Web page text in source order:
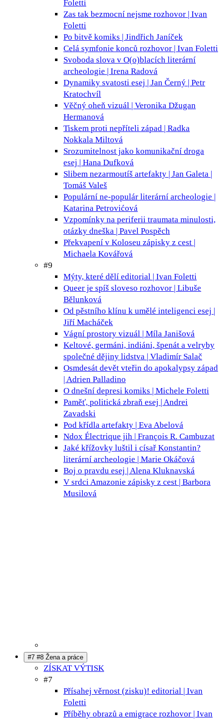
Foletti
Zas tak bezmocní nejsme rozhovor | Ivan
Foletti
Po bitvě komiks | Jindřich Janíček
Celá symfonie konců rozhovor | Ivan Foletti
Svoboda slova v O(o)blacích literární
archeologie | Irena Radová
Dynamiky svatosti esej | Jan Černý | Petr
Kratochvíl
Věčný oheň vizuál | Veronika Džugan
Hermanová
Tiskem proti nepříteli západ | Radka
Nokkala Miltová
Srozumitelnost jako komunikační droga
esej | Hana Dufková
Slibem nezarmoutíš artefakty | Jan Galeta |
Tomáš Valeš
Populární ne-populár literární archeologie |
Katarina Petrovićová
Vzpomínky na periferii traumata minulosti,
otázky dneška | Pavel Pospěch
Překvapení v Koloseu zápisky z cest |
Michaela Kovářová
#9
Mýty, které dělí editorial | Ivan Foletti
Queer je spíš sloveso rozhovor | Libuše
Bělunková
Od pěstního klínu k umělé inteligenci esej |
Jiří Macháček
Vágní prostory vizuál | Míla Janišová
Keltové, germáni, indiáni, špenát a velryby
společné dějiny lidstva | Vladimír Salač
Osmdesát devět vteřin do apokalypsy západ
| Adrien Palladino
O dnešní depresi komiks | Michele Foletti
Paměť, politická zbraň esej | Andrei
Zavadski
Pod křídla artefakty | Eva Abelová
Ndox Électrique jih | François R. Cambuzat
Jaké křížovky luštil i císař Konstantin?
literární archeologie | Marie Okáčová
Boj o pravdu esej | Alena Kluknavská
V srdci Amazonie zápisky z cest | Barbora
Musilová
#7 #8 Žena a práce
ZÍSKAT VÝTISK
#7
Přísahej věrnost (zisku)! editorial | Ivan
Foletti
Příběhy obrazů a emigrace rozhovor | Ivan